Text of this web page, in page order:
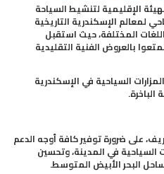
الإقليمية لتنشيط السياحة
لمعالم الإسكندرية التاريخية
المختلفة، حيث استقبل
بالعروض الفنية التقليدية
السياحية في الإسكندرية
على ضرورة توفير كافة أوجه الدعم
السياحية في المدينة، وتحسين
البحر الأبيض المتوسط.